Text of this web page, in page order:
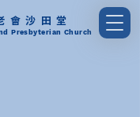
會沙田堂
Presbyterian Church